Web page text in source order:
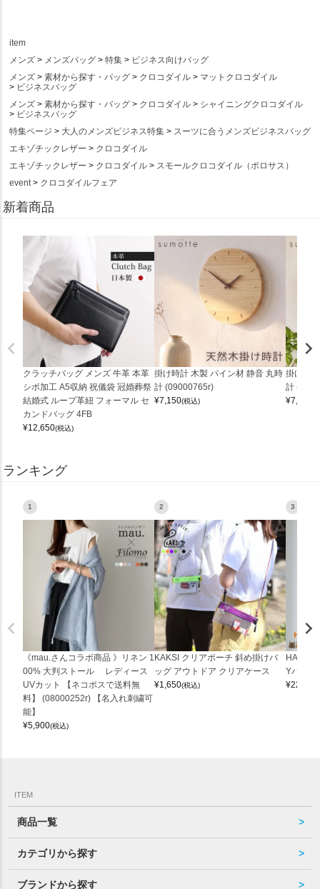
item
メンズ
メンズバッグ 特集
ビジネス向けバッグ
メンズ
素材から探す・バッグ クロコダイル
マットクロコダイル
ビジネスバッグ
メンズ
素材から探す・バッグ クロコダイル
シャイニングクロコダイル
ビジネスバッグ
特集ページ
大人のメンズビジネス特集
スーツに合うメンズビジネスバッグ
エキゾチックレザー
クロコダイル
エキゾチックレザー
クロコダイル
スモールクロコダイル（ポロサス）
event
クロコダイルフェア
新着商品
クラッチバッグ メンズ 牛革 本革
シボ加工 A5収納 祝儀袋 冠婚葬祭
結婚式 ループ革紐 フォーマル セ
カンドバッグ 4FB
¥12,650(税込)
掛け時計 木製 パイン材 静音 丸時
計 (09000765r)
¥7,150(税込)
掛け時
計
¥7,150
ランキング
1
《mau.さんコラボ商品 》リネン 1
00% 大判ストール レディース
UVカット 【ネコポスで送料無
料】 (08000252r) 【名入れ刺繍可
能】
¥5,900(税込)
2
KAKSI クリアポーチ 斜め掛けバ
ッグ アウトドア クリアケース
¥1,650(税込)
3
Yバッグ
¥22,000
ITEM
商品一覧
カテゴリから探す
ブランドから探す